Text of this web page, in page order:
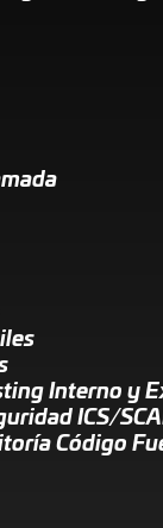
Interno y
ICS/
Código